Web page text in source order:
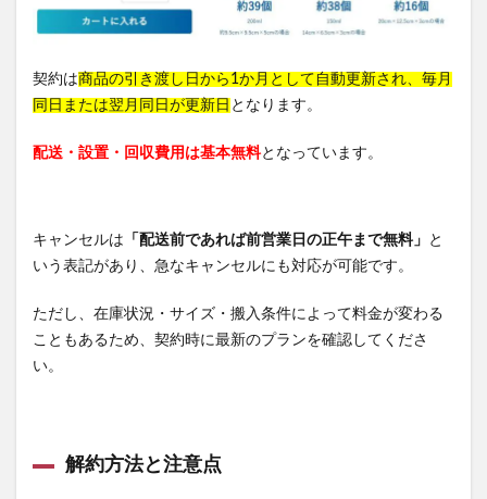
契約は商品の引き渡し日から1か月として自動更新され、毎月
同日または翌月同日が更新日 となります。
配送・設置・回収費用は基本無料となっています。
キャンセルは 「配送前であれば前営業日の正午まで無料」
と
いう表記があり、急なキャンセルにも対応が可能です。
ただし、在庫状況・サイズ・搬入条件によって料金が変わる
こともあるため、契約時に最新のプランを確認してくださ
い。
解約方法と注意点